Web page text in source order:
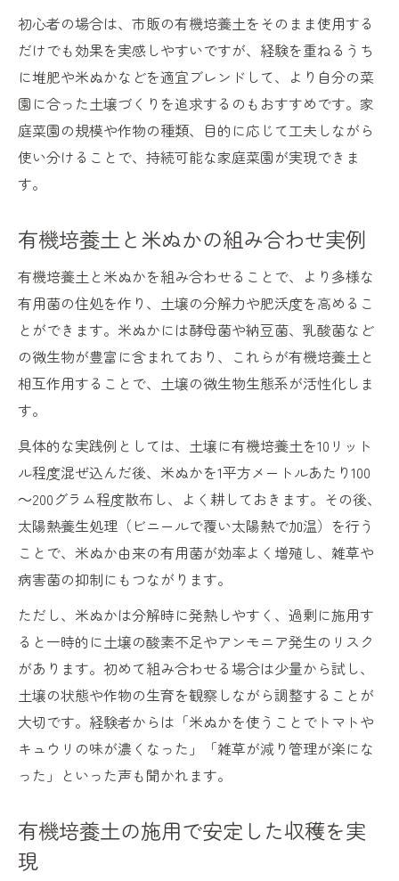
初心者の場合は、市販の有機培養土をそのまま使用する
だけでも効果を実感しやすいですが、経験を重ねるうち
に堆肥や米ぬかなどを適宜ブレンドして、より自分の菜
園に合った土壌づくりを追求するのもおすすめです。家
庭菜園の規模や作物の種類、目的に応じて工夫しながら
使い分けることで、持続可能な家庭菜園が実現できま
す。
有機培養土と米ぬかの組み合わせ実例
有機培養土と米ぬかを組み合わせることで、より多様な
有用菌の住処を作り、土壌の分解力や肥沃度を高めるこ
とができます。米ぬかには酵母菌や納豆菌、乳酸菌など
の微生物が豊富に含まれており、これらが有機培養土と
相互作用することで、土壌の微生物生態系が活性化しま
す。
具体的な実践例としては、土壌に有機培養土を10リット
ル程度混ぜ込んだ後、米ぬかを1平方メートルあたり100
～200グラム程度散布し、よく耕しておきます。その後、
太陽熱養生処理（ビニールで覆い太陽熱で加温）を行う
ことで、米ぬか由来の有用菌が効率よく増殖し、雑草や
病害菌の抑制にもつながります。
ただし、米ぬかは分解時に発熱しやすく、過剰に施用す
ると一時的に土壌の酸素不足やアンモニア発生のリスク
があります。初めて組み合わせる場合は少量から試し、
土壌の状態や作物の生育を観察しながら調整することが
大切です。経験者からは「米ぬかを使うことでトマトや
キュウリの味が濃くなった」「雑草が減り管理が楽にな
った」といった声も聞かれます。
有機培養土の施用で安定した収穫を実
現